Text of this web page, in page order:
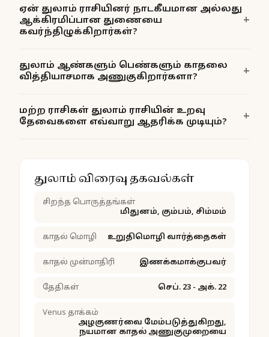
ஏன் துலாம் ராசியினர் நாடகீயமான அல்லது
ஆக்கிரமிப்பான துணையை
கவர்ந்திழுக்கிறார்கள்?
துலாம் ஆண்களும் பெண்களும் காதலை
வித்தியாசமாக அணுகுகிறார்களா?
மற்ற ராசிகள் துலாம் ராசியின் உறவு
தேவைகளை எவ்வாறு ஆதரிக்க முடியும்?
துலாம் விரைவு தகவல்கள்
சிறந்த பொருத்தங்கள்
மிதுனம், கும்பம், சிம்மம்
காதல் மொழி உறுதிமொழி வார்த்தைகள்
காதல் முன்மாதிரி இணக்கமாக்குபவர்
தேதிகள் செப். 23 - அக். 22
Venus தாக்கம்
அழகுணர்வை மேம்படுத்துகிறது,
நயமான காதல் அணுகுமுறையை